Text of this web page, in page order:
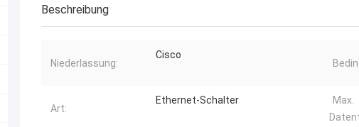
Beschreibung
Niederlassung:
Cisco
Art:
Ethernet-Schalter
Max.